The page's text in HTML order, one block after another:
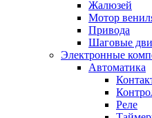
Жалюзей
Мотор
Привода
Шаговые
Электронные
Автоматика
Реле